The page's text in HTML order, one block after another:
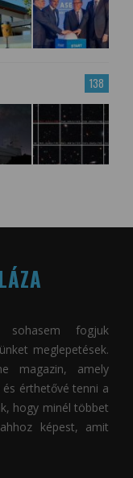
138
sohasem fogjuk
meglepetések.
magazin, amely
érthetővé tenni a
hogy minél többet
képest, amit